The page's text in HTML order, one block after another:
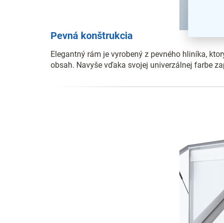
Pevná konštrukcia
Elegantný rám je vyrobený z pevného hliníka,
obsah. Navyše vďaka svojej univerzálnej farbe